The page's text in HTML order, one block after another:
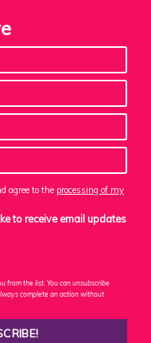
agree to the processing of my
to receive email updates
from the list. You can unsubscribe
complete an action without